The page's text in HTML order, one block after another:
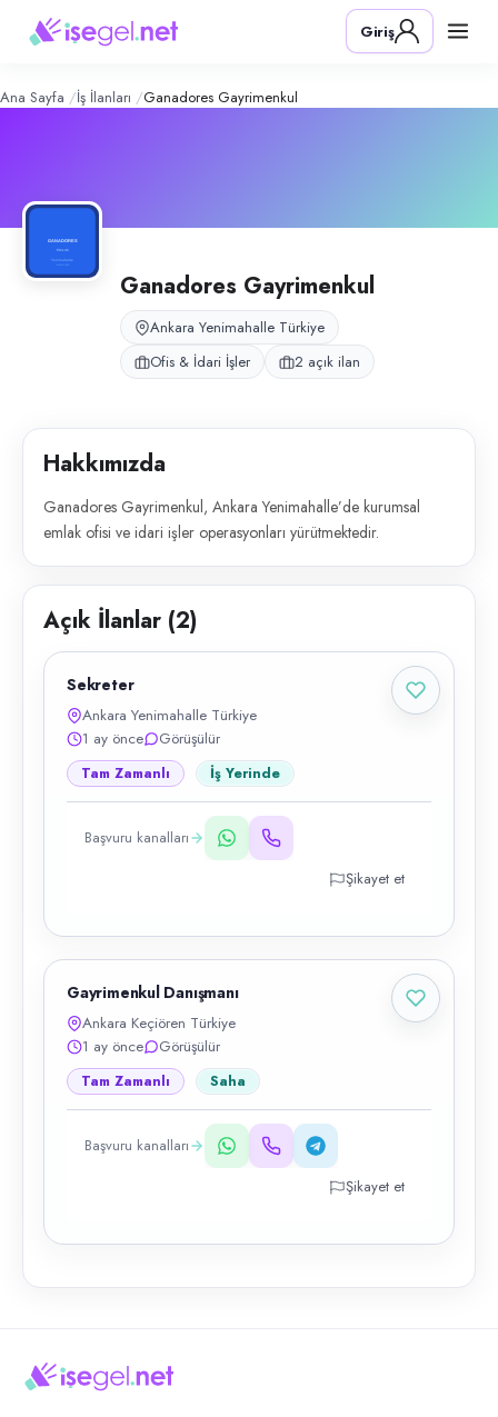
Gayrimenkul – Şirket
Konum:
Ganadores Gayrimenkul, Ankara Yenimahalle’de kurumsal emlak
Gayrimenkul Danışmanı
Giriş
Ana Sayfa İş İlanları Ganadores Gayrimenkul
Ganadores Gayrimenkul
Ankara Yenimahalle Türkiye
Ofis & İdari İşler
2 açık ilan
Hakkımızda
Ganadores Gayrimenkul, Ankara Yenimahalle’de kurumsal
emlak ofisi ve idari işler operasyonları yürütmektedir.
Açık İlanlar (2)
Sekreter
Ankara Yenimahalle Türkiye
1 ay önce
Görüşülür
Tam Zamanlı İş Yerinde
Başvuru kanalları
Şikayet et
Gayrimenkul Danışmanı
Ankara Keçiören Türkiye
1 ay önce
Görüşülür
Tam Zamanlı Saha
Başvuru kanalları
Şikayet et